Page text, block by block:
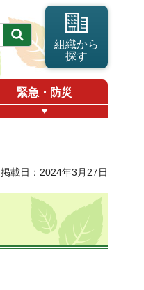
組織から
探す
緊急・防災
掲載日：2024年3月27日